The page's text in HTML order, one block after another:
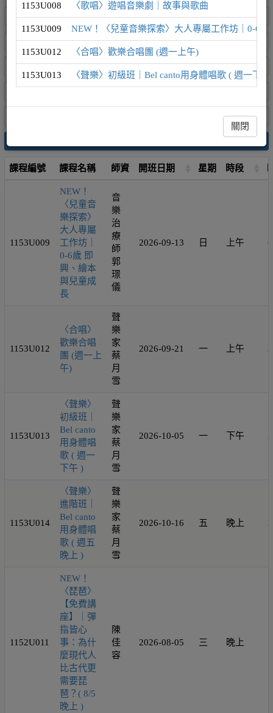
課程編號 課程名稱 師資 開班日期 星期 時段
1153U009
NEW！
〈兒童音
樂探索〉
大人專屬
工作坊｜
0-6歲 即
興、繪本
與兒童成
長
音
樂
治
療
師
郭
璟
儀
2026-09-13 日 上午 6
1153U012
〈合唱〉
歡樂合唱
團 (週一上
午)
聲
樂
家
蔡
月
雪
2026-09-21 一 上午
1153U013
〈聲樂〉
初級班｜
Bel canto
用身體唱
歌 ( 週一
下午 )
聲
樂
家
蔡
月
雪
2026-10-05 一 下午
1153U014
〈聲樂〉
進階班｜
Bel canto
用身體唱
歌 ( 週五
晚上 )
聲
樂
家
蔡
月
雪
2026-10-16 五 晚上
1152U011
NEW！
〈琵琶〉
【免費講
座】｜彈
指皆心
事：為什
麼現代人
比古代更
需要琵
琶？( 8/5
晚上 )
陳
佳
容
2026-08-05 三 晚上
1153U008 〈歌唱〉遊唱音樂劇｜故事與歌曲
1153U009 NEW！〈兒童音樂探索〉大人專屬工作坊｜0-6
1153U012 〈合唱〉歡樂合唱團 (週一上午)
1153U013 〈聲樂〉初級班｜Bel canto用身體唱歌 ( 週一下午
關閉